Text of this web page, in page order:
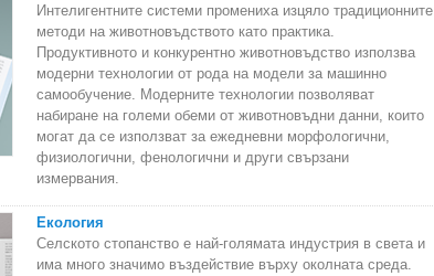
Интелигентните системи промениха изцяло традиционните
методи на животновъдството като практика.
Продуктивното и конкурентно животновъдство използва
модерни технологии от рода на модели за машинно
самообучение. Модерните технологии позволяват
набиране на големи обеми от животновъдни данни, които
могат да се използват за ежедневни морфологични,
физиологични, фенологични и други свързани
измервания.
Екология
Селското стопанство е най-голямата индустрия в света и
има много значимо въздействие върху околната среда.